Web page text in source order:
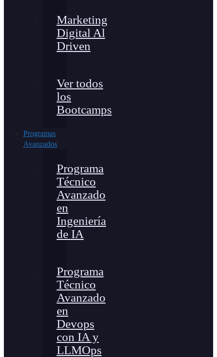
Marketing
Digital Al
Driven
Ver todos
los
Bootcamps
Programas
Avanzados
Programa
Técnico
Avanzado
en
Ingeniería
de IA
Programa
Técnico
Avanzado
en
Devops
con IA y
LLMOps